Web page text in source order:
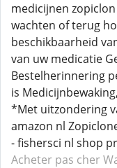
medicijnen
wachten of terug
beschikbaarheid
van uw medicatie
Bestelherinnering
is
*Met uitzondering
amazon nl
- fishersci nl shop
Acheter pas cher